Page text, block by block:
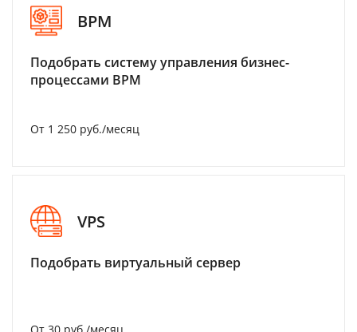
BPM
Подобрать систему управления бизнес-
процессами BPM
От 1 250 руб./месяц
VPS
Подобрать виртуальный сервер